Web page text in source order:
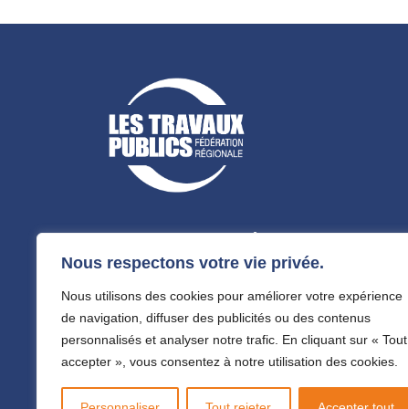
Nous respectons votre vie privée.
Nous utilisons des cookies pour améliorer votre expérience
de navigation, diffuser des publicités ou des contenus
personnalisés et analyser notre trafic. En cliquant sur « Tout
accepter », vous consentez à notre utilisation des cookies.
Siège Lyon
Tel. 04 37 47 39 75
Délégation Auvergne
9, rue du Bois Joli - BP 10063
Tel. 04 73 42 27 00